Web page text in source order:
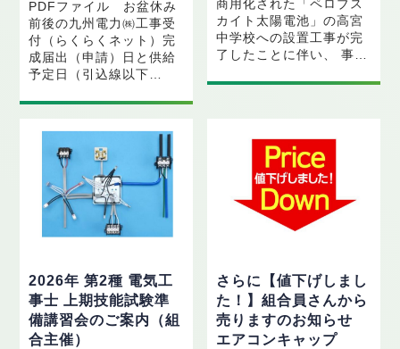
PDFファイル お盆休み
前後の九州電力㈱工事受
付（らくらくネット）完
成届出（申請）日と供給
予定日（引込線以下…
商用化された「ペロブス
カイト太陽電池」の高宮
中学校への設置工事が完
了したことに伴い、 事…
2026年 第2種 電気工
事士 上期技能試験準
備講習会のご案内（組
合主催）
さらに【値下げしまし
た！】組合員さんから
売りますのお知らせ
エアコンキャップ